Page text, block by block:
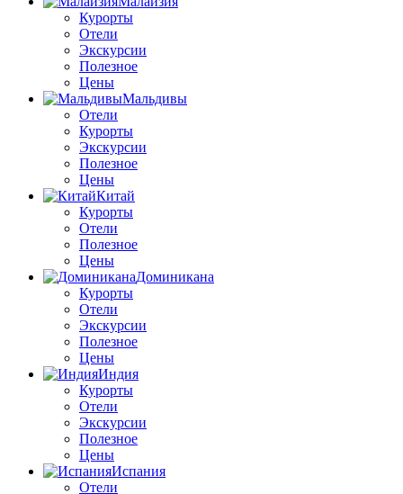
Курорты
Отели
Экскурсии
Полезное
Цены
Мальдивы
Отели
Курорты
Экскурсии
Полезное
Цены
Китай
Курорты
Отели
Полезное
Цены
Доминикана
Курорты
Отели
Экскурсии
Полезное
Цены
Индия
Курорты
Отели
Экскурсии
Полезное
Цены
Испания
Отели